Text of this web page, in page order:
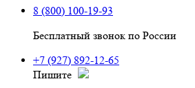
8 (800) 100-19-93
Бесплатный звонок по России
+7 (927) 892-12-65
Пишите